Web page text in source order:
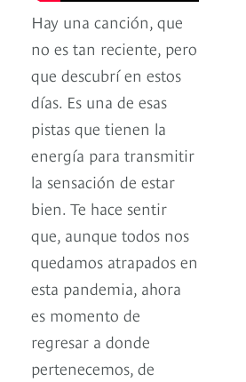
Hay una canción, que
no es tan reciente, pero
que descubrí en estos
días. Es una de esas
pistas que tienen la
energía para transmitir
la sensación de estar
bien. Te hace sentir
que, aunque todos nos
quedamos atrapados en
esta pandemia, ahora
es momento de
regresar a donde
pertenecemos, de